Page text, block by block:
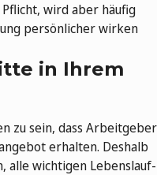
wird aber häufig
persönlicher wirken
in Ihrem
zu sein, dass Arbeitgeber
erhalten. Deshalb
alle wichtigen Lebenslauf-